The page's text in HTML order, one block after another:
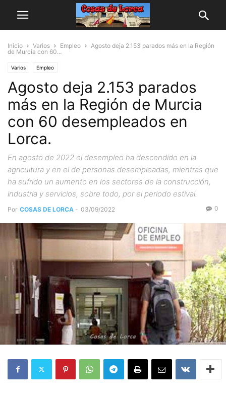
Inicio Varios Empleo
Agosto deja 2.153 parados más en la Región
de Murcia con 60...
Varios Empleo
Agosto deja 2.153 parados
más en la Región de Murcia
con 60 desempleados en
Lorca.
En agosto de 2022 el desempleo ha descendido en la
agricultura y en el de personas desempleadas, mientras que
ha sufrido un aumento en los sectores de la construcción,
industria y servicios, sobre todo, por el periodo estival.
Por COSAS DE LORCA - 03/09/2022 0